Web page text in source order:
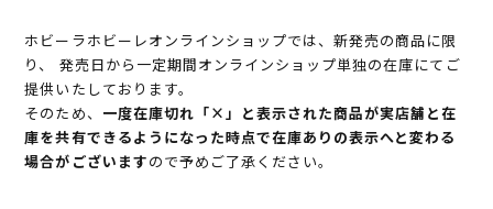
ホビーラホビーレオンラインショップでは、新発売の商品に限
り、 発売日から一定期間オンラインショップ単独の在庫にてご
提供いたしております。
そのため、 一度在庫切れ「×」と表示された商品が実店舗と在
庫を共有できるようになった時点で在庫ありの表示へと変わる
場合がございますので予めご了承ください。